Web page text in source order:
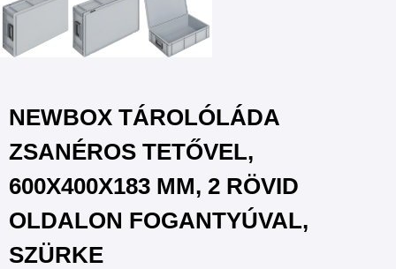
NEWBOX TÁROLÓLÁDA
ZSANÉROS TETŐVEL,
600X400X183 MM, 2 RÖVID
OLDALON FOGANTYÚVAL,
SZÜRKE